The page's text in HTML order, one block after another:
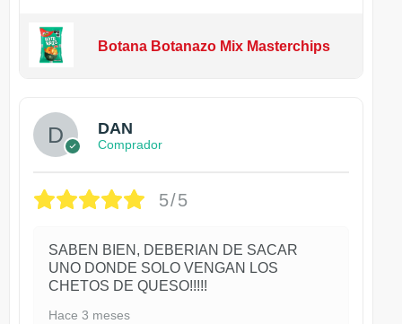
Botana Botanazo Mix Masterchips
DAN
Comprador
5/5
SABEN BIEN, DEBERIAN DE SACAR
UNO DONDE SOLO VENGAN LOS
CHETOS DE QUESO!!!!!
Hace 3 meses